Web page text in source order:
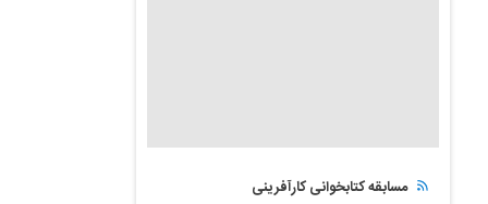
مسابقه کتابخوانی کارآفرینی